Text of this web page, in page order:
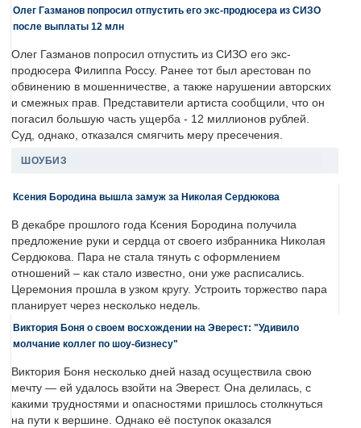
Олег Газманов попросил отпустить его экс-продюсера из СИЗО
после выплаты 12 млн
Олег Газманов попросил отпустить из СИЗО его экс-
продюсера Филиппа Россу. Ранее тот был арестован по
обвинению в мошенничестве, а также нарушении авторских
и смежных прав. Представители артиста сообщили, что он
погасил большую часть ущерба - 12 миллионов рублей.
Суд, однако, отказался смягчить меру пресечения.
ШОУБИЗ
Ксения Бородина вышла замуж за Николая Сердюкова
В декабре прошлого года Ксения Бородина получила
предложение руки и сердца от своего избранника Николая
Сердюкова. Пара не стала тянуть с оформлением
отношений – как стало известно, они уже расписались.
Церемония прошла в узком кругу. Устроить торжество пара
планирует через несколько недель.
Виктория Боня о своем восхождении на Эверест: "Удивило
молчание коллег по шоу-бизнесу"
Виктория Боня несколько дней назад осуществила свою
мечту — ей удалось взойти на Эверест. Она делилась, с
какими трудностями и опасностями пришлось столкнуться
на пути к вершине. Однако её поступок оказался